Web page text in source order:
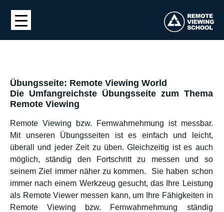
Übungsseite: Remote Viewing World
Die Umfangreichste Übungsseite zum Thema
Remote Viewing
Remote Viewing bzw. Fernwahrnehmung ist messbar.
Mit unseren Übungsseiten ist es einfach und leicht,
überall und jeder Zeit zu üben. Gleichzeitig ist es auch
möglich, ständig den Fortschritt zu messen und so
seinem Ziel immer näher zu kommen. Sie haben schon
immer nach einem Werkzeug gesucht, das Ihre Leistung
als Remote Viewer messen kann, um Ihre Fähigkeiten in
Remote Viewing bzw. Fernwahrnehmung ständig